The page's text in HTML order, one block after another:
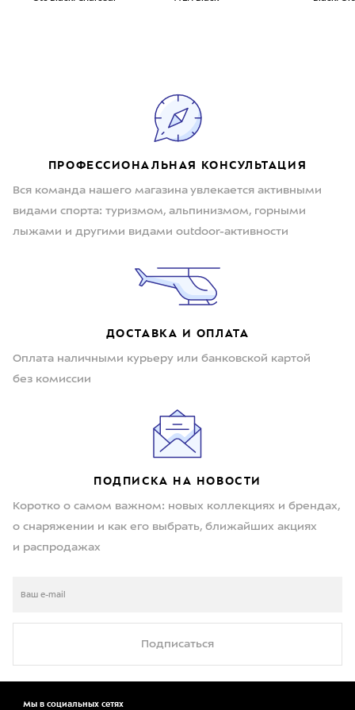
ПРОФЕССИОНАЛЬНАЯ КОНСУЛЬТАЦИЯ
Вся команда нашего магазина увлекается активными
видами спорта: туризмом, альпинизмом, горными
лыжами и другими видами outdoor-активности
ДОСТАВКА И ОПЛАТА
Оплата наличными курьеру или банковской картой
без комиссии
ПОДПИСКА НА НОВОСТИ
Коротко о самом важном: новых коллекциях и брендах,
о снаряжении и как его выбрать, ближайших акциях
и распродажах
Подписаться
Мы в социальных сетях